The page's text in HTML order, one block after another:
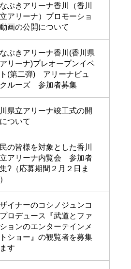
ぶきアリーナ香川（香川
アリーナ）プロモーショ
画の公開について
ぶきアリーナ香川(香川県
リーナ)プレオープンイベ
(第二弾) アリーナビュ
ルーズ 参加者募集
県立アリーナ竣工式の開
ついて
の皆様を対象とした香川
アリーナ内覧会 参加者
?（応募期間２月２日ま
イナーのコシノジュンコ
ロデュース『武道とファ
ョンのエンターテインメ
ショー』の観覧者を募集
す